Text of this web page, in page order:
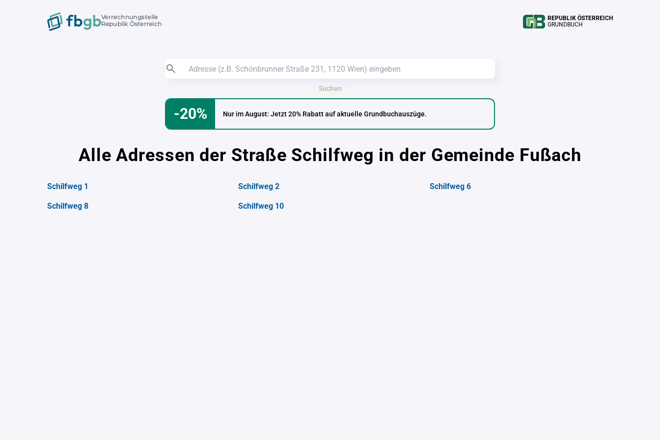
Verrechnungstelle
Republik Österreich
REPUBLIK ÖSTERREICH
GRUNDBUCH
Suchen
-20% Nur im August: Jetzt 20% Rabatt auf aktuelle Grundbuchauszüge.
Alle Adressen der Straße Schilfweg in der Gemeinde Fußach
Schilfweg 1 Schilfweg 2 Schilfweg 6
Schilfweg 8 Schilfweg 10